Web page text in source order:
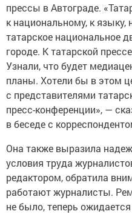
прессы в Автограде.
к национальному, к языку,
татарское национальное
городе. К татарской
Узнали, что будет
планы. Хотели бы в этом
с представителями
пресс-конференции», —
в беседе с
Она также выразила
условия труда
редактором, обратила
работают журналисты.
не было, теперь